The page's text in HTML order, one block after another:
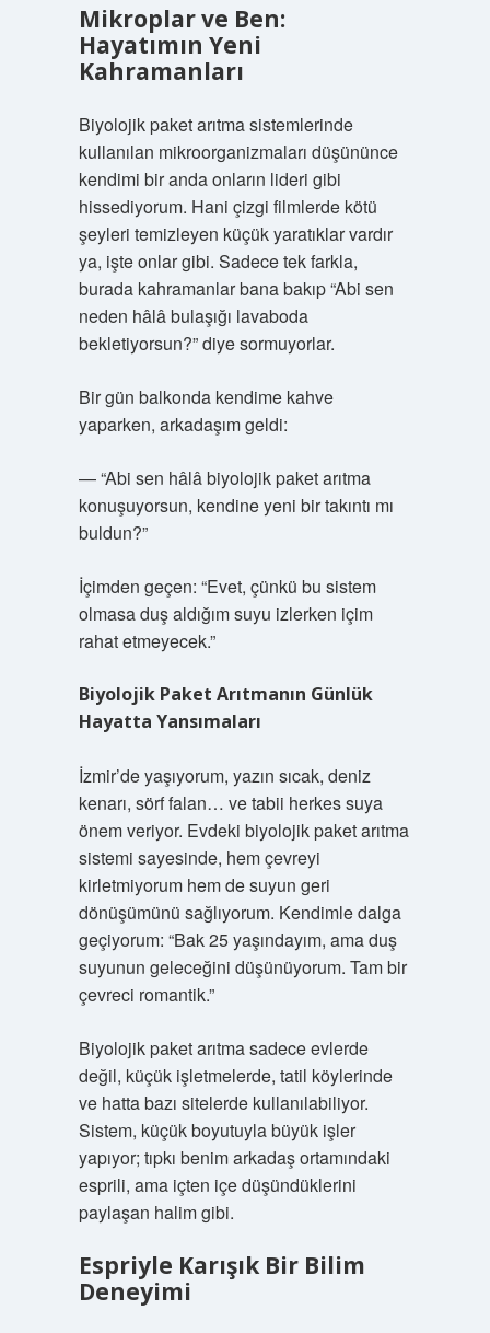
Mikroplar ve Ben:
Hayatımın Yeni
Kahramanları
Biyolojik paket arıtma sistemlerinde
kullanılan mikroorganizmaları düşününce
kendimi bir anda onların lideri gibi
hissediyorum. Hani çizgi filmlerde kötü
şeyleri temizleyen küçük yaratıklar vardır
ya, işte onlar gibi. Sadece tek farkla,
burada kahramanlar bana bakıp “Abi sen
neden hâlâ bulaşığı lavaboda
bekletiyorsun?” diye sormuyorlar.
Bir gün balkonda kendime kahve
yaparken, arkadaşım geldi:
— “Abi sen hâlâ biyolojik paket arıtma
konuşuyorsun, kendine yeni bir takıntı mı
buldun?”
İçimden geçen: “Evet, çünkü bu sistem
olmasa duş aldığım suyu izlerken içim
rahat etmeyecek.”
Biyolojik Paket Arıtmanın Günlük
Hayatta Yansımaları
İzmir’de yaşıyorum, yazın sıcak, deniz
kenarı, sörf falan… ve tabii herkes suya
önem veriyor. Evdeki biyolojik paket arıtma
sistemi sayesinde, hem çevreyi
kirletmiyorum hem de suyun geri
dönüşümünü sağlıyorum. Kendimle dalga
geçiyorum: “Bak 25 yaşındayım, ama duş
suyunun geleceğini düşünüyorum. Tam bir
çevreci romantik.”
Biyolojik paket arıtma sadece evlerde
değil, küçük işletmelerde, tatil köylerinde
ve hatta bazı sitelerde kullanılabiliyor.
Sistem, küçük boyutuyla büyük işler
yapıyor; tıpkı benim arkadaş ortamındaki
esprili, ama içten içe düşündüklerini
paylaşan halim gibi.
Espriyle Karışık Bir Bilim
Deneyimi